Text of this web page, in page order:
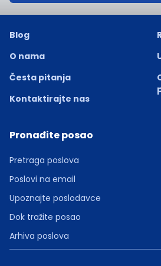
Blog
O nama
Česta pitanja
Kontaktirajte nas
Pronađite posao
Pretraga poslova
Poslovi na email
Upoznajte poslodavce
Dok tražite posao
Arhiva poslova